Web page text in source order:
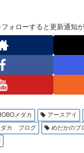
ォローすると更新通知
メダカ アースアイ
ダカ ブログ めだかのブ